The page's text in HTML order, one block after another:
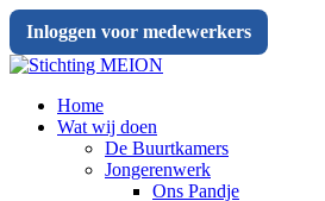
Inloggen voor medewerkers
Home
Wat wij doen
De Buurtkamers
Jongerenwerk
Ons Pandje